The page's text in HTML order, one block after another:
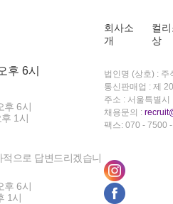
후 6시
후 6시
1시
으로 답변드리겠습니
후 6시
1시
회사소
개
컬
상
법인명 (상호) : 주
통신판매업 : 제
주소 : 서울특별
채용문의 :
팩스: 070 - 7500